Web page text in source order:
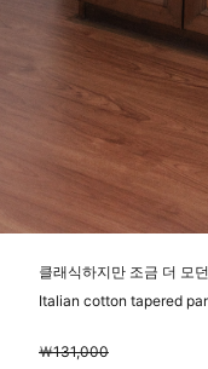
클래식하지만 조금 더 모
Italian cotton tapered
￦131,000